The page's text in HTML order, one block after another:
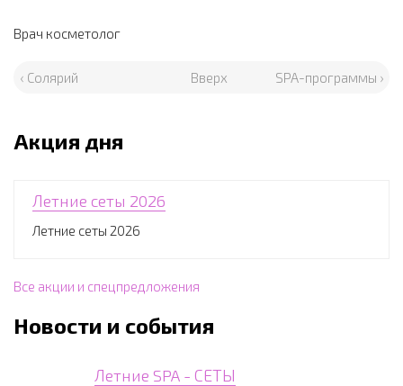
Врач косметолог
‹ Солярий Вверх SPA-программы ›
Акция дня
Летние сеты 2026
Летние сеты 2026
Все акции и спецпредложения
Новости и события
Летние SPA - СЕТЫ